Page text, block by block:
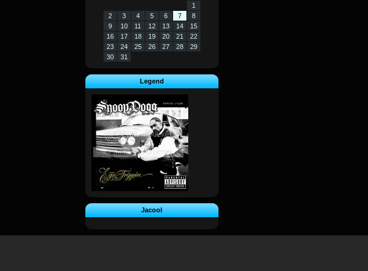
1
2
3 4 5 6 7
8
9
10 11 12 13 14
15
16
17 18 19 20 21
22
23
24 25 26 27 28
29
30
31
Legend
Jacool